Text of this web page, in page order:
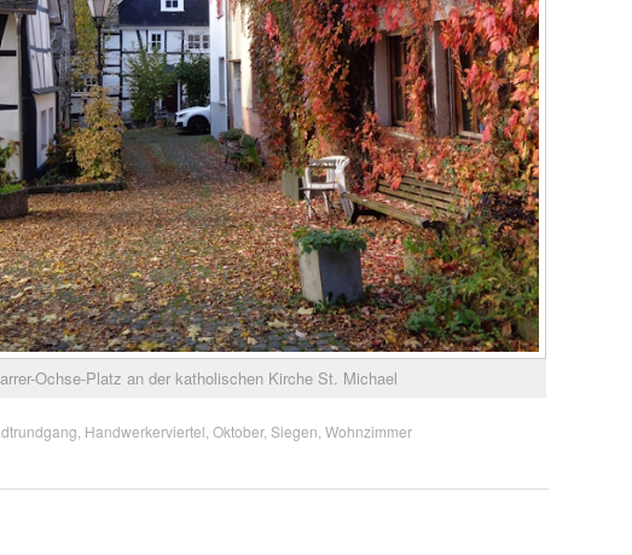
Ochse-Platz an der katholischen Kirche St. Michael
Handwerkerviertel Oktober, Siegen Wohnzimmer